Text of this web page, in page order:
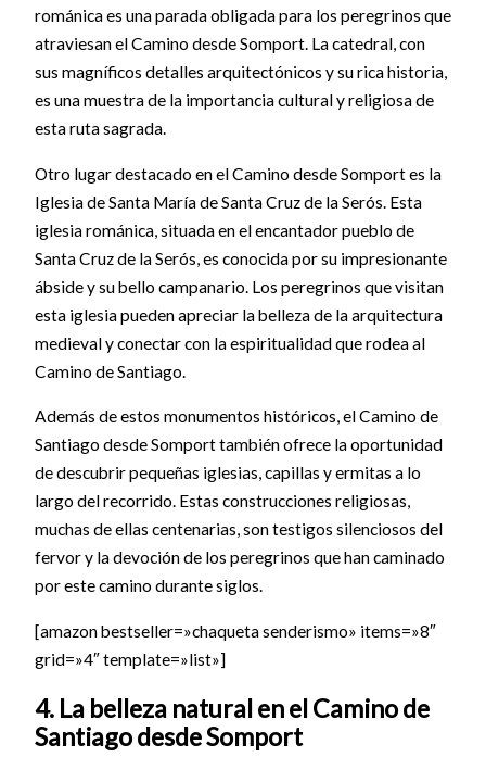
románica es una parada obligada para los peregrinos que
atraviesan el Camino desde Somport. La catedral, con
sus magníficos detalles arquitectónicos y su rica historia,
es una muestra de la importancia cultural y religiosa de
esta ruta sagrada.
Otro lugar destacado en el Camino desde Somport es la
Iglesia de Santa María de Santa Cruz de la Serós. Esta
iglesia románica, situada en el encantador pueblo de
Santa Cruz de la Serós, es conocida por su impresionante
ábside y su bello campanario. Los peregrinos que visitan
esta iglesia pueden apreciar la belleza de la arquitectura
medieval y conectar con la espiritualidad que rodea al
Camino de Santiago.
Además de estos monumentos históricos, el Camino de
Santiago desde Somport también ofrece la oportunidad
de descubrir pequeñas iglesias, capillas y ermitas a lo
largo del recorrido. Estas construcciones religiosas,
muchas de ellas centenarias, son testigos silenciosos del
fervor y la devoción de los peregrinos que han caminado
por este camino durante siglos.
[amazon bestseller=»chaqueta senderismo» items=»8″
grid=»4″ template=»list»]
4. La belleza natural en el Camino de
Santiago desde Somport